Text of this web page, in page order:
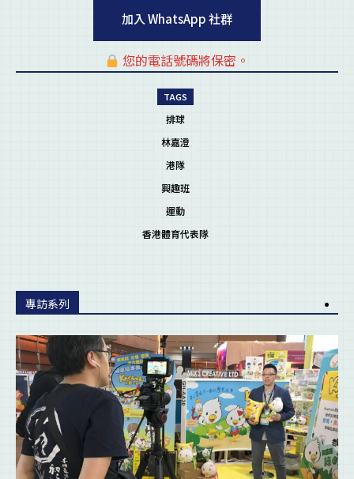
加入 WhatsApp 社群
您的電話號碼將保密。
TAGS
排球
林嘉澄
港隊
興趣班
運動
香港體育代表隊
專訪系列